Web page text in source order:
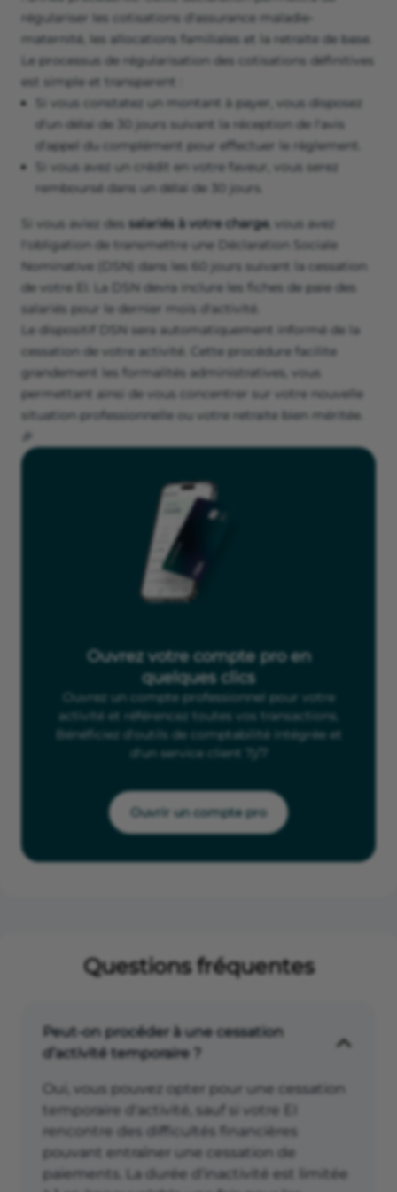
régulariser les cotisations d'assurance maladie-
maternité, les allocations familiales et la retraite de base.
Le processus de régularisation des cotisations définitives
est simple et transparent :
Si vous constatez un montant à payer, vous disposez
d'un délai de 30 jours suivant la réception de l'avis
d'appel du complément pour effectuer le règlement.
Si vous avez un crédit en votre faveur, vous serez
remboursé dans un délai de 30 jours.
Si vous aviez des salariés à votre charge, vous avez
l'obligation de transmettre une Déclaration Sociale
Nominative (DSN) dans les 60 jours suivant la cessation
de votre EI. La DSN devra inclure les fiches de paie des
salariés pour le dernier mois d'activité.
Le dispositif DSN sera automatiquement informé de la
cessation de votre activité. Cette procédure facilite
grandement les formalités administratives, vous
permettant ainsi de vous concentrer sur votre nouvelle
situation professionnelle ou votre retraite bien méritée.
🎉
Ouvrez votre compte pro en
quelques clics
Ouvrez un compte professionnel pour votre
activité et référencez toutes vos transactions.
Bénéficiez d'outils de comptabilité intégrée et
d'un service client 7j/7
Ouvrir un compte pro
Questions fréquentes
Peut-on procéder à une cessation
d’activité temporaire ?
Oui, vous pouvez opter pour une cessation
temporaire d'activité, sauf si votre EI
rencontre des difficultés financières
pouvant entraîner une cessation de
paiements. La durée d'inactivité est limitée